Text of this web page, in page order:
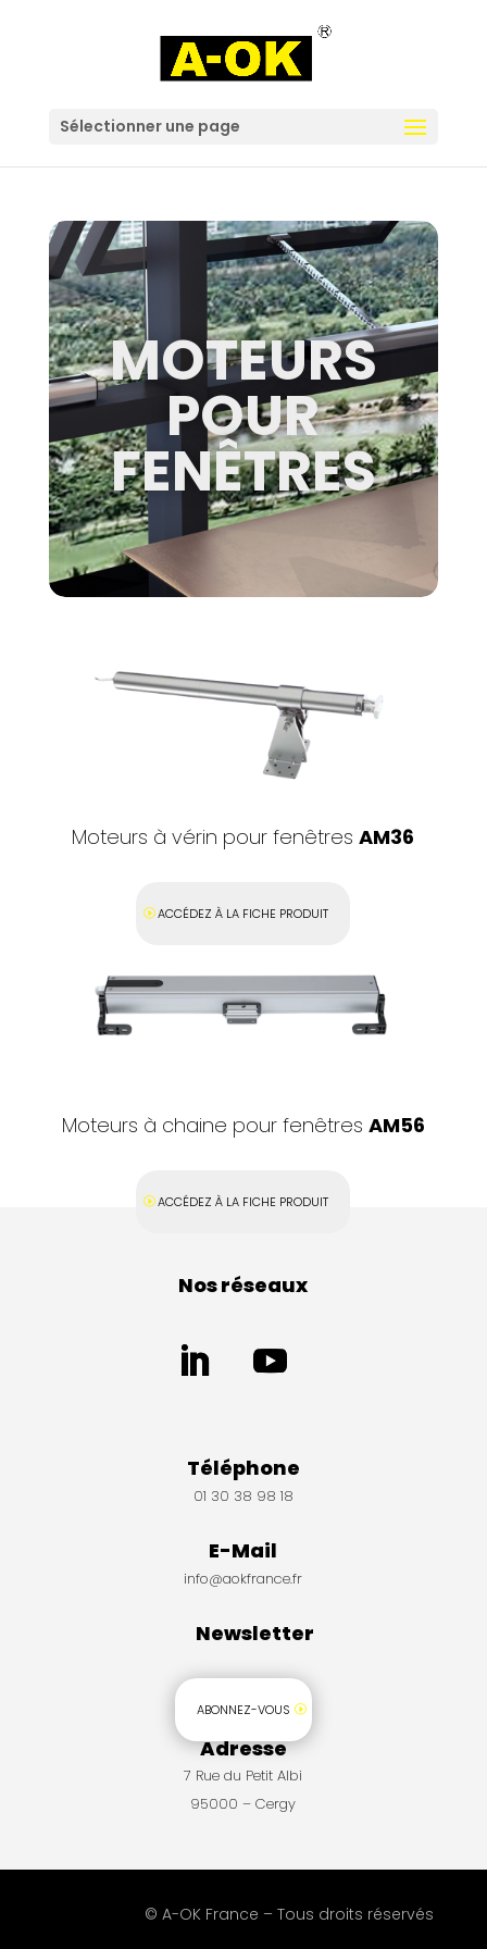
Sélectionner une page
MOTEURS
POUR
FENÊTRES
Moteurs à vérin pour fenêtresAM36
ACCÉDEZ À LA FICHE PRODUIT
Moteurs à chaine pour fenêtres AM56
ACCÉDEZ À LA FICHE PRODUIT
Nos réseaux
Téléphone
01 30 38 98 18
E-Mail
info@aokfrance.fr
Newsletter
ABONNEZ-VOUS
Adresse
7 Rue du Petit Albi
95000 – Cergy
© A-OK France – Tous droits réservés